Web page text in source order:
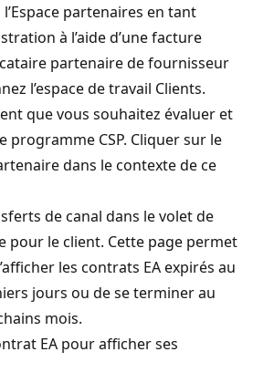
partenaires en tant
à l’aide d’une facture
partenaire de fournisseur
l’espace de travail Clients.
que vous souhaitez évaluer et
programme CSP. Cliquer sur le
dans le contexte de ce
de canal dans le volet de
pour le client. Cette page permet
les contrats EA expirés au
jours ou de se terminer au
mois.
EA pour afficher ses